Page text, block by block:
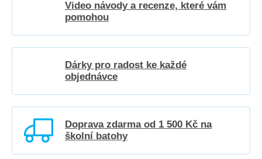
Video návody a recenze, které vám
pomohou
Dárky pro radost ke každé
objednávce
Doprava zdarma od 1 500 Kč na
školní batohy